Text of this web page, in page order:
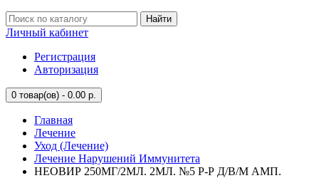
Найти
Личный кабинет
Регистрация
Авторизация
0 товар(ов) - 0.00 р.
Главная
Лечение
Уход (Лечение)
Лечение Нарушений Иммунитета
НЕОВИР 250МГ/2МЛ. 2МЛ. №5 Р-Р Д/В/М АМП.